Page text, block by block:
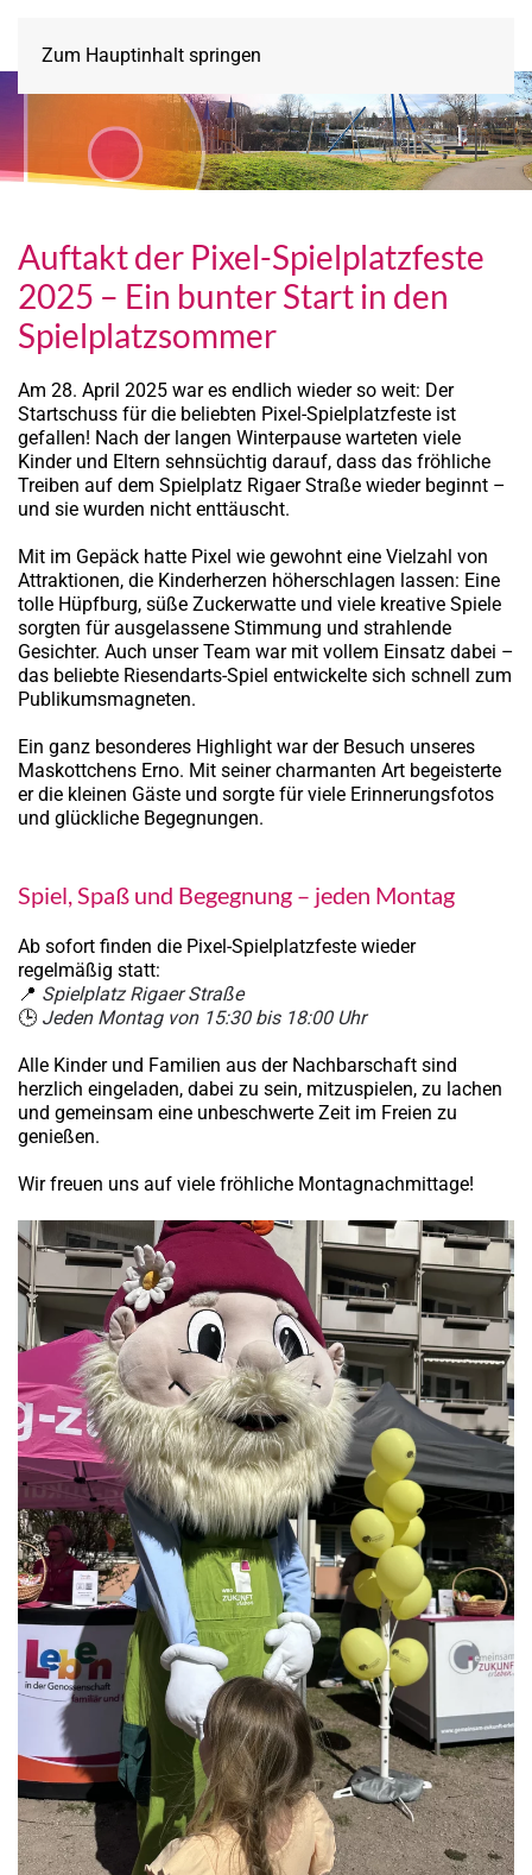
Zum Hauptinhalt springen
Auftakt der Pixel-Spielplatzfeste
2025 – Ein bunter Start in den
Spielplatzsommer
Am 28. April 2025 war es endlich wieder so weit: Der
Startschuss für die beliebten Pixel-Spielplatzfeste ist
gefallen! Nach der langen Winterpause warteten viele
Kinder und Eltern sehnsüchtig darauf, dass das fröhliche
Treiben auf dem Spielplatz Rigaer Straße wieder beginnt –
und sie wurden nicht enttäuscht.
Mit im Gepäck hatte Pixel wie gewohnt eine Vielzahl von
Attraktionen, die Kinderherzen höherschlagen lassen: Eine
tolle Hüpfburg, süße Zuckerwatte und viele kreative Spiele
sorgten für ausgelassene Stimmung und strahlende
Gesichter. Auch unser Team war mit vollem Einsatz dabei –
das beliebte Riesendarts-Spiel entwickelte sich schnell zum
Publikumsmagneten.
Ein ganz besonderes Highlight war der Besuch unseres
Maskottchens Erno. Mit seiner charmanten Art begeisterte
er die kleinen Gäste und sorgte für viele Erinnerungsfotos
und glückliche Begegnungen.
Spiel, Spaß und Begegnung – jeden Montag
Ab sofort finden die Pixel-Spielplatzfeste wieder
regelmäßig statt:
📍 Spielplatz Rigaer Straße
🕒 Jeden Montag von 15:30 bis 18:00 Uhr
Alle Kinder und Familien aus der Nachbarschaft sind
herzlich eingeladen, dabei zu sein, mitzuspielen, zu lachen
und gemeinsam eine unbeschwerte Zeit im Freien zu
genießen.
Wir freuen uns auf viele fröhliche Montagnachmittage!